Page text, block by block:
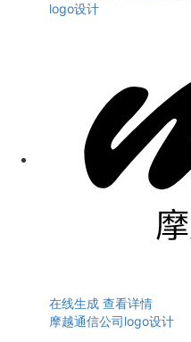
logo设计
在线生成 查看详情
摩越通信公司logo设计